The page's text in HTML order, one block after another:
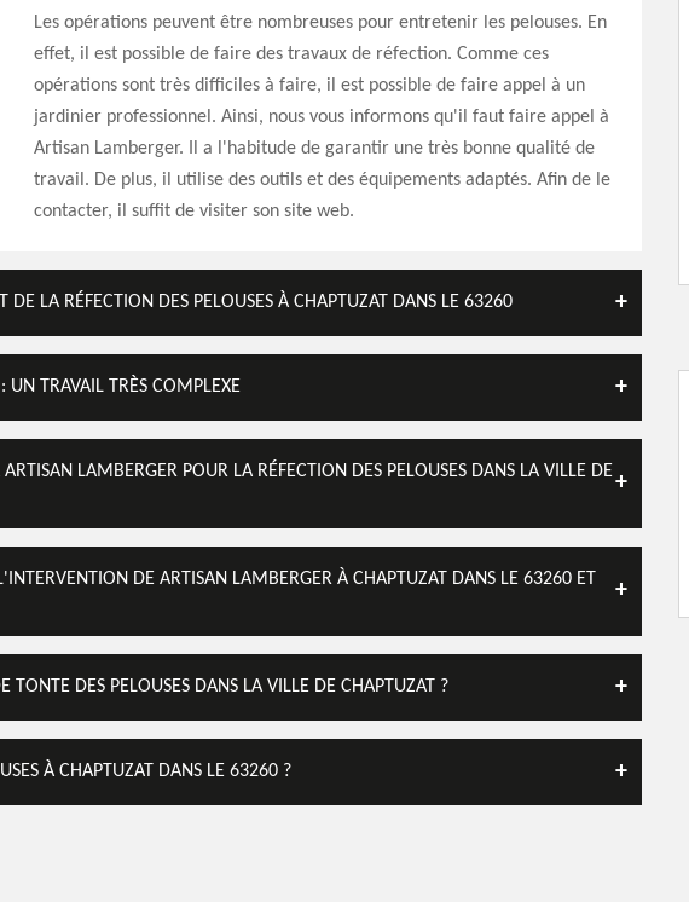
Les opérations peuvent être nombreuses pour entretenir les pelouses. En
effet, il est possible de faire des travaux de réfection. Comme ces
opérations sont très difficiles à faire, il est possible de faire appel à un
jardinier professionnel. Ainsi, nous vous informons qu'il faut faire appel à
Artisan Lamberger. Il a l'habitude de garantir une très bonne qualité de
travail. De plus, il utilise des outils et des équipements adaptés. Afin de le
contacter, il suffit de visiter son site web.
DE LA RÉFECTION DES PELOUSES À CHAPTUZAT DANS LE 63260
UN TRAVAIL TRÈS COMPLEXE
ARTISAN LAMBERGER POUR LA RÉFECTION DES PELOUSES DANS LA VILLE DE
DE ARTISAN LAMBERGER À CHAPTUZAT DANS LE 63260 ET
TONTE DES PELOUSES DANS LA VILLE DE CHAPTUZAT ?
À CHAPTUZAT DANS LE 63260 ?